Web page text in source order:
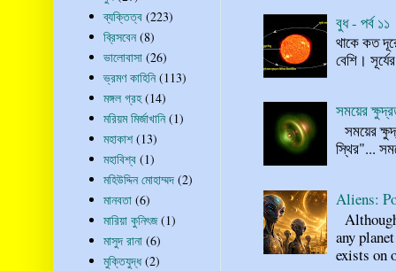
বুধ - পর্ব ১১
থাকে কত
বেশি।
সময়ের
সময়ের
স্থির"...
Aliens:
any
exists on
ব্যক্তিত্ব (223)
ব্রিসবেন (8)
ভালোবাসা (26)
ভ্রমণ কাহিনি (113)
মঙ্গল গ্রহ (14)
মরিয়ম মির্জাখানি (1)
মহাকাশ (13)
মহাবিশ্ব (1)
মহিউদ্দিন মোহাম্মদ (2)
মানবতা (6)
মারিয়া কুনিৎজ (1)
মাসুদ রানা (6)
মুক্তিযুদ্ধ (2)